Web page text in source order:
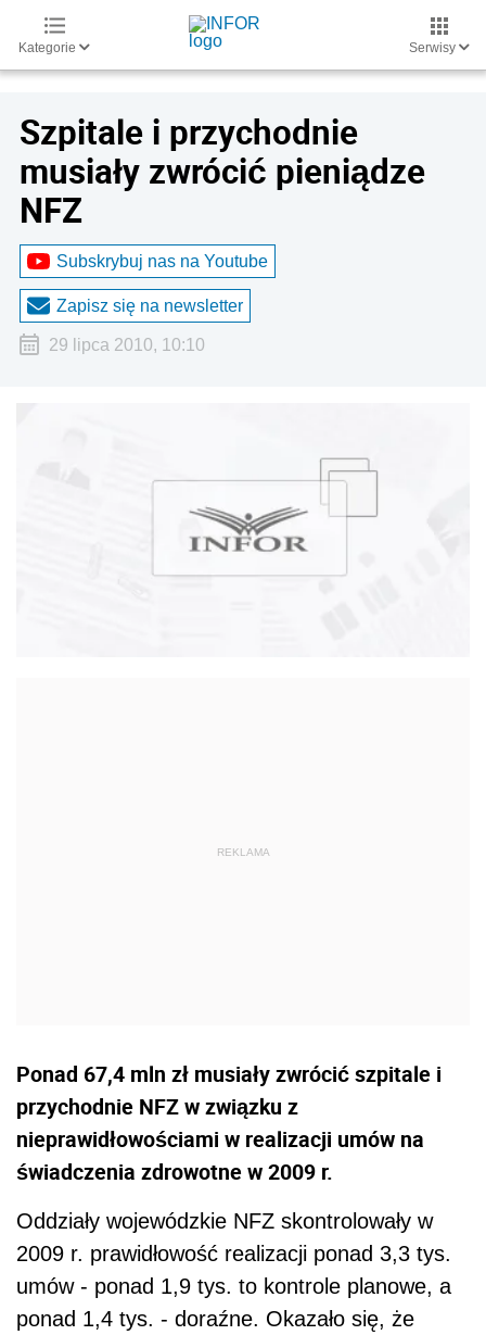
Kategorie Serwisy
Szpitale i przychodnie
musiały zwrócić pieniądze
NFZ
Subskrybuj nas na Youtube
Zapisz się na newsletter
29 lipca 2010, 10:10
Ponad 67,4 mln zł musiały zwrócić szpitale i
przychodnie NFZ w związku z
nieprawidłowościami w realizacji umów na
świadczenia zdrowotne w 2009 r.
Oddziały wojewódzkie NFZ skontrolowały w
2009 r. prawidłowość realizacji ponad 3,3 tys.
umów - ponad 1,9 tys. to kontrole planowe, a
ponad 1,4 tys. - doraźne. Okazało się, że